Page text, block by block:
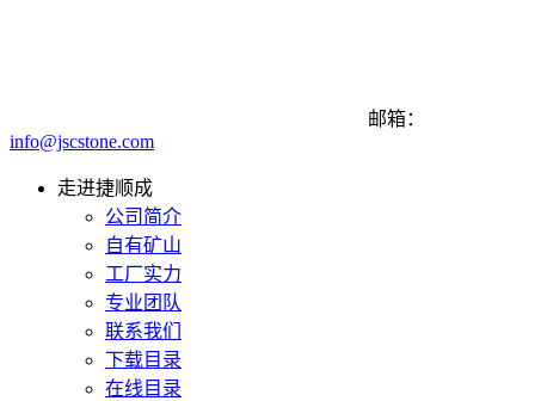
邮箱：
info@jscstone.com
走进捷顺成
公司简介
自有矿山
工厂实力
专业团队
联系我们
下载目录
在线目录